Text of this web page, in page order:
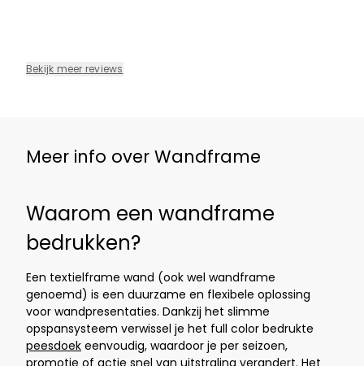
Bekijk meer reviews
Meer info over Wandframe
Waarom een wandframe
bedrukken?
Een textielframe wand (ook wel wandframe
genoemd) is een duurzame en flexibele oplossing
voor wandpresentaties. Dankzij het slimme
opspansysteem verwissel je het full color bedrukte
peesdoek eenvoudig, waardoor je per seizoen,
promotie of actie snel van uitstraling verandert. Het